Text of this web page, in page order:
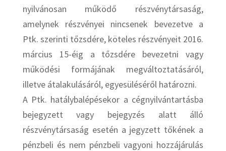
nyilvánosan működő részvénytársaság,
amelynek részvényei nincsenek bevezetve a
Ptk. szerinti tőzsdére, köteles részvényeit 2016.
március 15-éig a tőzsdére bevezetni vagy
működési formájának megváltoztatásáról,
illetve átalakulásáról, egyesüléséről határozni.
A Ptk. hatálybalépésekor a cégnyilvántartásba
bejegyzett vagy bejegyzés alatt álló
részvénytársaság esetén a jegyzett tőkének a
pénzbeli és nem pénzbeli vagyoni hozzájárulás